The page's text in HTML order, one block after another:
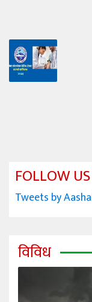
FOLLOW
Tweets by
विविध